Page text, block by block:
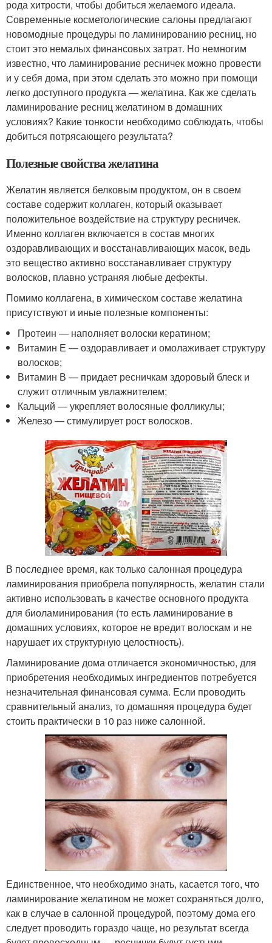
рода хитрости, чтобы добиться желаемого идеала.
Современные косметологические салоны предлагают
новомодные процедуры по ламинированию ресниц, но
стоит это немалых финансовых затрат. Но немногим
известно, что ламинирование ресничек можно провести
и у себя дома, при этом сделать это можно при помощи
легко доступного продукта — желатина. Как же сделать
ламинирование ресниц желатином в домашних
условиях? Какие тонкости необходимо соблюдать, чтобы
добиться потрясающего результата?
Полезные свойства желатина
Желатин является белковым продуктом, он в своем
составе содержит коллаген, который оказывает
положительное воздействие на структуру ресничек.
Именно коллаген включается в состав многих
оздоравливающих и восстанавливающих масок, ведь
это вещество активно восстанавливает структуру
волосков, плавно устраняя любые дефекты.
Помимо коллагена, в химическом составе желатина
присутствуют и иные полезные компоненты:
Протеин — наполняет волоски кератином;
Витамин Е — оздоравливает и омолаживает структуру
волосков;
Витамин В — придает ресничкам здоровый блеск и
служит отличным увлажнителем;
Кальций — укрепляет волосяные фолликулы;
Железо — стимулирует рост волосков.
В последнее время, как только салонная процедура
ламинирования приобрела популярность, желатин стали
активно использовать в качестве основного продукта
для биоламинирования (то есть ламинирование в
домашних условиях, которое не вредит волоскам и не
нарушает их структурную целостность).
Ламинирование дома отличается экономичностью, для
приобретения необходимых ингредиентов потребуется
незначительная финансовая сумма. Если проводить
сравнительный анализ, то домашняя процедура будет
стоить практически в 10 раз ниже салонной.
Единственное, что необходимо знать, касается того, что
ламинирование желатином не может сохраняться долго,
как в случае в салонной процедурой, поэтому дома его
следует проводить гораздо чаще, но результат всегда